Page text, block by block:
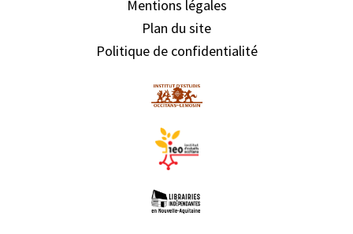
Mentions légales
Plan du site
Politique de confidentialité